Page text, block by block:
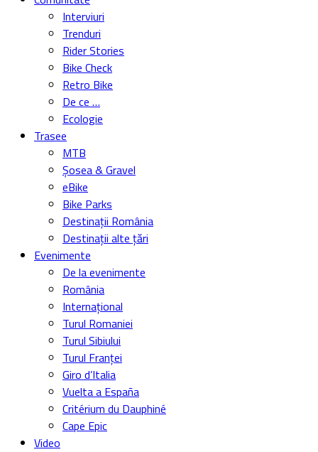
Interviuri
Trenduri
Rider Stories
Bike Check
Retro Bike
De ce …
Ecologie
Trasee
MTB
Șosea & Gravel
eBike
Bike Parks
Destinații România
Destinații alte țări
Evenimente
De la evenimente
România
Internațional
Turul Romaniei
Turul Sibiului
Turul Franței
Giro d’Italia
Vuelta a España
Critérium du Dauphiné
Cape Epic
Video